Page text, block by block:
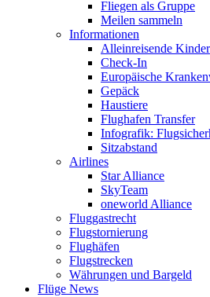
Fliegen als Gruppe
Meilen sammeln
Informationen
Alleinreisende Kinder
Check-In
Europäische
Gepäck
Haustiere
Flughafen Transfer
Infografik:
Sitzabstand
Airlines
Star Alliance
SkyTeam
oneworld Alliance
Fluggastrecht
Flugstornierung
Flughäfen
Flugstrecken
Währungen und Bargeld
Flüge News